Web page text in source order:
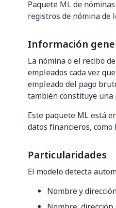
Paquete ML de
registros de nómina de
Información
La nómina o el recibo
empleados cada vez
empleado del pago
también constituye una
Este paquete ML está
datos financieros, como
Particularidades
El modelo detecta
Nombre y